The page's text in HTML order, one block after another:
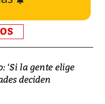
‘Si la gente elige
deciden